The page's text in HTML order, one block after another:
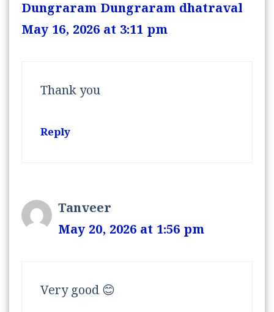
Dungraram Dungraram dhatraval
May 16, 2026 at 3:11 pm
Thank you
Reply
Tanveer
May 20, 2026 at 1:56 pm
Very good 😊